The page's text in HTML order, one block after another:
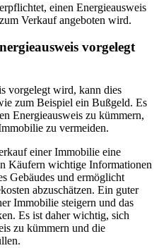
einen Energieausweis
Verkauf angeboten wird.
vorgelegt
vorgelegt wird, kann dies
zum Beispiel ein Bußgeld. Es
Energieausweis zu kümmern,
zu vermeiden.
einer Immobilie eine
Käufern wichtige Informationen
Gebäudes und ermöglicht
abzuschätzen. Ein guter
Immobilie steigern und das
Es ist daher wichtig, sich
zu kümmern und die